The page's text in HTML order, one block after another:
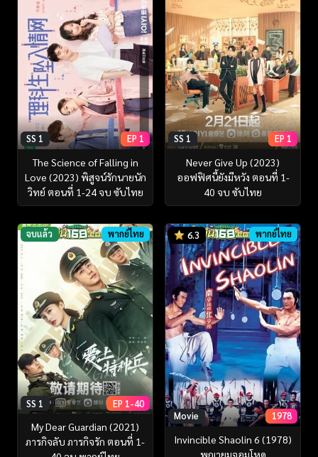
SS 1 EP 1
The Science of Falling in
Love (2023) พิสูจน์รักนายนัก
วิทย์ ตอนที่ 1-24 จบ ซับไทย
SS 1 EP 1
Never Give Up (2023)
ออฟฟิศนี้ยังมีหวัง ตอนที่ 1-
40 จบ ซับไทย
จบแล้ว พากย์ไทย
SS 1 EP 1-40
My Dear Guardian (2021)
ภารกิจลับ ภารกิจรัก ตอนที่ 1-
6.3 พากย์ไทย
Movie 1978
Invincible Shaolin 6 (1978)
พญายมจอมโหด